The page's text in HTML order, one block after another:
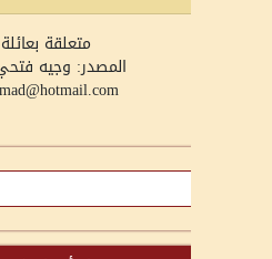
متعلقة بعائلةحماد,
المصدر: وجيه فتحي سالم حماد
wajeehhammad@hotmail.com